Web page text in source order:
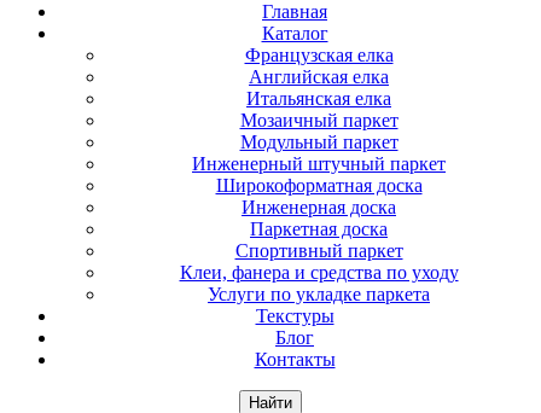
Главная
Каталог
Французская елка
Английская елка
Итальянская елка
Мозаичный паркет
Модульный паркет
Инженерный штучный паркет
Широкоформатная доска
Инженерная доска
Паркетная доска
Спортивный паркет
Клеи, фанера и средства по уходу
Услуги по укладке паркета
Текстуры
Блог
Контакты
Найти